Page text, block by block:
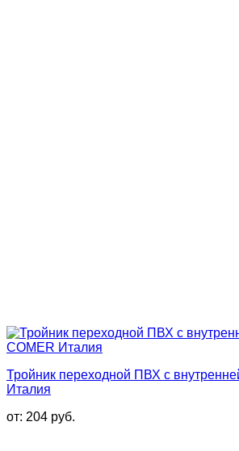
Тройник переходной ПВХ с
Италия
от: 204 руб.